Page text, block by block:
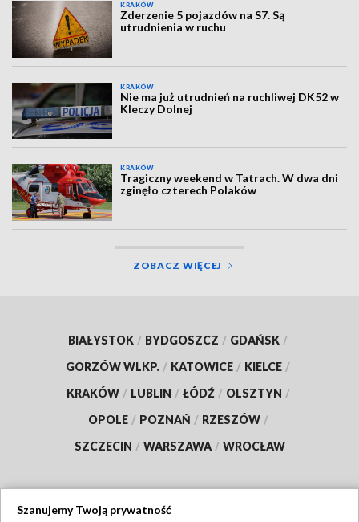
KRAKÓW
Zderzenie 5 pojazdów na S7. Są
utrudnienia w ruchu
KRAKÓW
Nie ma już utrudnień na ruchliwej DK52 w
Kleczy Dolnej
KRAKÓW
Tragiczny weekend w Tatrach. W dwa dni
zginęło czterech Polaków
ZOBACZ WIĘCEJ
BIAŁYSTOK / BYDGOSZCZ / GDAŃSK /
GORZÓW WLKP. / KATOWICE / KIELCE /
KRAKÓW / LUBLIN / ŁÓDŹ / OLSZTYN /
OPOLE / POZNAŃ / RZESZÓW /
SZCZECIN / WARSZAWA / WROCŁAW
Szanujemy Twoją prywatność